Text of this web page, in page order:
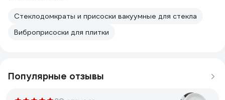
Стеклодомкраты и присоски вакуумные для стекла
Виброприсоски для плитки
Популярные отзывы